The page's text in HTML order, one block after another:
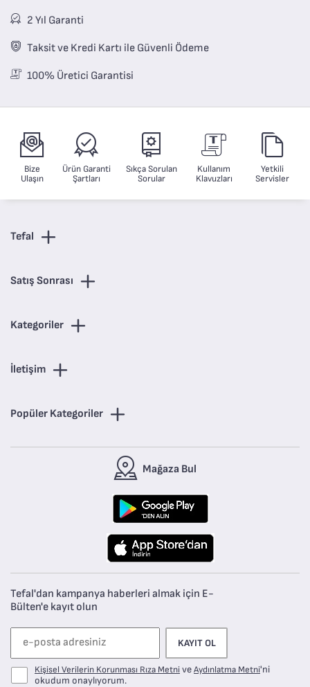
2 Yıl Garanti
Taksit ve Kredi Kartı ile Güvenli Ödeme
100% Üretici Garantisi
Bize
Ulaşın
Ürün Garanti
Şartları
Sıkça Sorulan
Sorular
Kullanım
Klavuzları
Yetkili
Servisler
Tefal
Satış Sonrası
Kategoriler
İletişim
Popüler Kategoriler
Mağaza Bul
Tefal'dan kampanya haberleri almak için E-
Bülten'e kayıt olun
KAYIT OL
Kişisel Verilerin Korunması Rıza MetniveAydınlatma Metni'ni
okudum onaylıyorum.